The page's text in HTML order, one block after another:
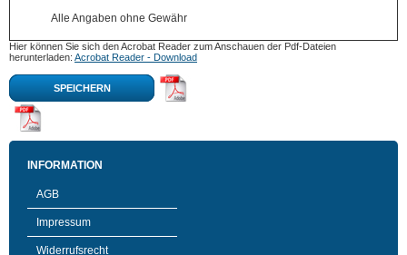
Alle Angaben ohne Gewähr
Hier können Sie sich den Acrobat Reader zum Anschauen der Pdf-Dateien
herunterladen: Acrobat Reader - Download
SPEICHERN
INFORMATION
AGB
Impressum
Widerrufsrecht